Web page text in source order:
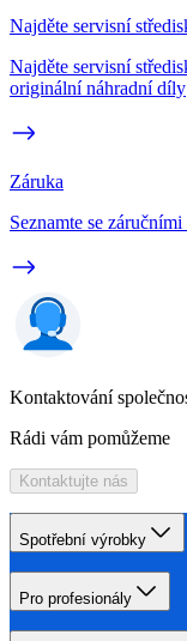
Najděte servisní
Najděte servisní
originální náhradní díly
Záruka
Seznamte se
Kontaktování
Rádi vám pomůžeme
Kontaktujte nás
Spotřební výrobky
Pro profesionály